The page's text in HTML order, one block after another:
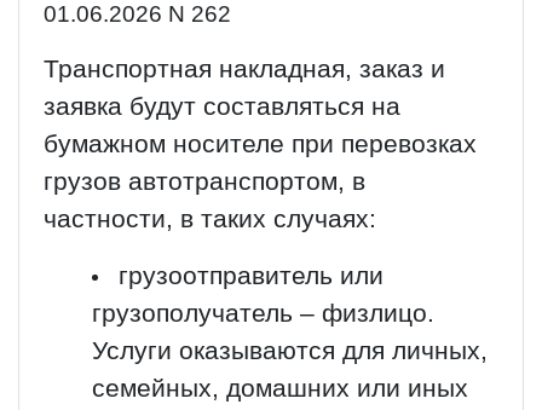
01.06.2026 N 262
Транспортная накладная, заказ и
заявка будут составляться на
бумажном носителе при перевозках
грузов автотранспортом, в
частности, в таких случаях:
грузоотправитель или
грузополучатель – физлицо.
Услуги оказываются для личных,
семейных, домашних или иных